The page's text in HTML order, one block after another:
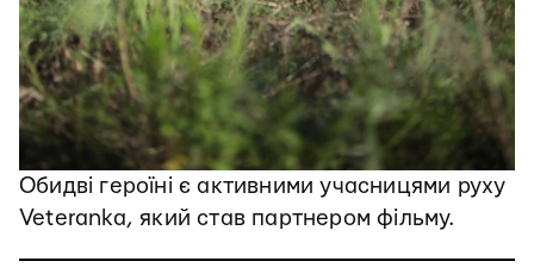
Обидві героїні є активними учасницями руху
Veteranka, який став партнером фільму.